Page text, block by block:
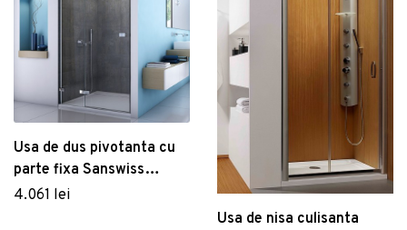
Usa de dus pivotanta cu
parte fixa Sanswiss
Escura Aquaperle 90cm
4.061 lei
Usa de nisa culisanta